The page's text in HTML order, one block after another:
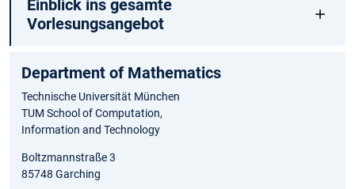
Einblick ins gesamte
Vorlesungsangebot
Department of Ma⁠thematics
Technische Universität München
TUM School of Computation,
Information and Technology
Boltzmannstraße 3
85748 Garching